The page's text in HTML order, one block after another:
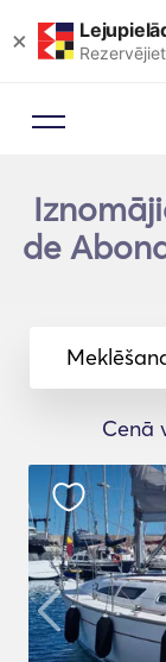
×
de
Cenā